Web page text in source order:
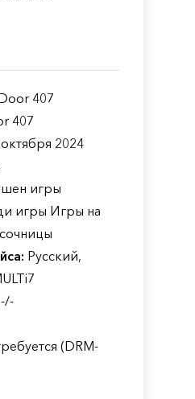
407
407
2024
игры
игры Игры на
Русский,
-/-
(DRM-